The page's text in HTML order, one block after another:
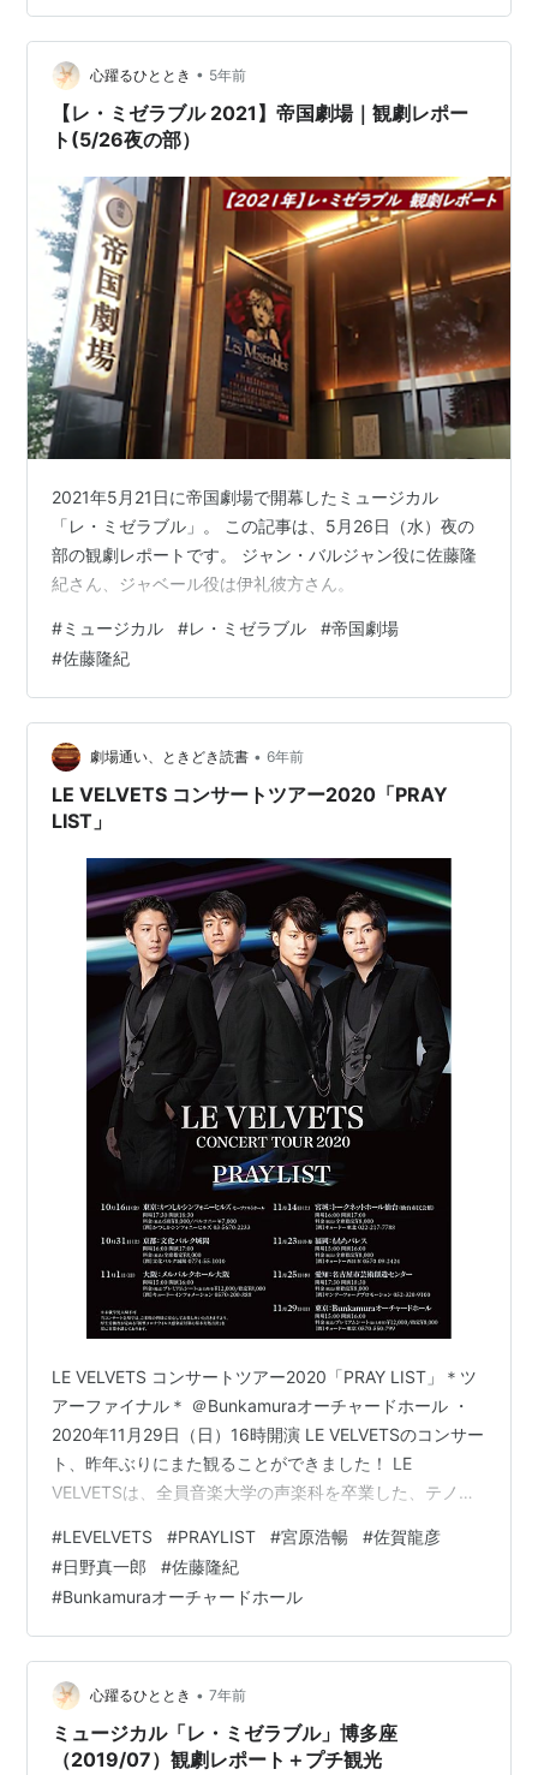
い！って曲を選んで歌ってたんだけど、みんな思い入れ
があったり熱意がすごかったりで1曲1曲の完成度が高す
ぎてめちゃくちゃ楽しかった！！！…
心躍るひととき • 5年前
【レ・ミゼラブル 2021】帝国劇場｜観劇レポー
ト(5/26夜の部）
2021年5月21日に帝国劇場で開幕したミュージカル
「レ・ミゼラブル」。 この記事は、5月26日（水）夜の
部の観劇レポートです。 ジャン・バルジャン役に佐藤隆
紀さん、ジャベール役は伊礼彼方さん。
#ミュージカル #レ・ミゼラブル #帝国劇場
#佐藤隆紀
劇場通い、ときどき読書 • 6年前
LE VELVETS コンサートツアー2020「PRAY
LIST」
LE VELVETS コンサートツアー2020「PRAY LIST」＊ツ
アーファイナル＊ ＠Bunkamuraオーチャードホール ・
2020年11月29日（日）16時開演 LE VELVETSのコンサー
ト、昨年ぶりにまた観ることができました！ LE
VELVETSは、全員音楽大学の声楽科を卒業した、テノー
組ヴォーカルグループです。 それを聞くだけで、もうな
んだか「きゃーっ！」っていう感じですよね💜 そうなん
です、実にカッコ良いんです！歌声も甘く柔らかく上質
なヴェルヴェットの生地のよう…っていう、まさにグル
ープ名の通り！ 2020年10月に発…
#LEVELVETS #PRAYLIST #宮原浩暢 #佐賀龍彦
#日野真一郎 #佐藤隆紀
#Bunkamuraオーチャードホール
心躍るひととき • 7年前
ミュージカル「レ・ミゼラブル」博多座
（2019/07）観劇レポート＋プチ観光